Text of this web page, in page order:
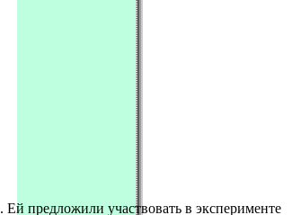
предложили участвовать в эксперименте